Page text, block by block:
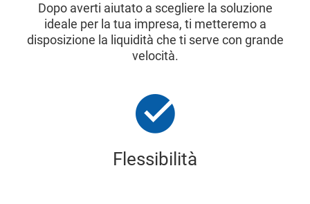
Dopo averti aiutato a scegliere la soluzione
ideale per la tua impresa, ti metteremo a
disposizione la liquidità che ti serve con grande
velocità.
Flessibilità